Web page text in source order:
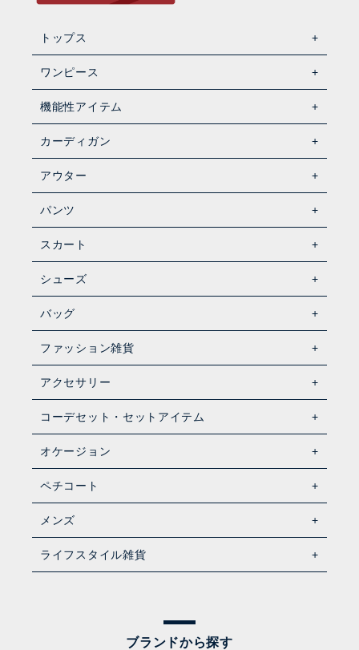
トップス
ワンピース
機能性アイテム
カーディガン
アウター
パンツ
スカート
シューズ
バッグ
ファッション雑貨
アクセサリー
コーデセット・セットアイテム
オケージョン
ペチコート
メンズ
ライフスタイル雑貨
ブランドから探す